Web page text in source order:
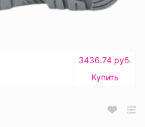
3436.74 руб.
Купить